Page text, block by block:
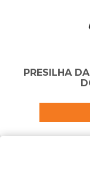
PRESILHA